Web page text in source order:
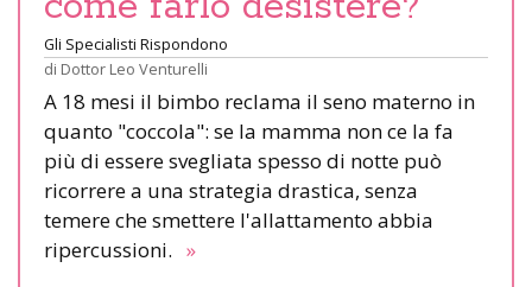
Gli Specialisti Rispondono
di Dottor Leo Venturelli
A 18 mesi il bimbo reclama il seno materno in
quanto "coccola": se la mamma non ce la fa
più di essere svegliata spesso di notte può
ricorrere a una strategia drastica, senza
temere che smettere l'allattamento abbia
ripercussioni. »